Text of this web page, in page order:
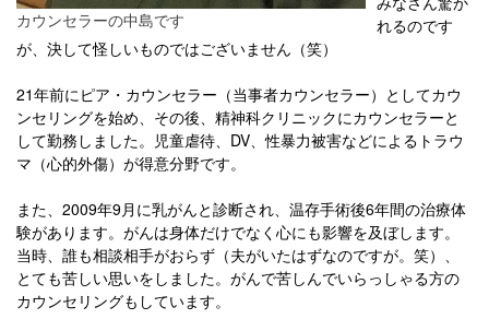
カウンセラーの中島です
れるのです
が、決して怪しいものではございません（笑）
21年前にピア・カウンセラー（当事者カウンセラー）としてカウ
ンセリングを始め、その後、精神科クリニックにカウンセラーと
して勤務しました。児童虐待、DV、性暴力被害などによるトラウ
マ（心的外傷）が得意分野です。
また、2009年9月に乳がんと診断され、温存手術後6年間の治療体
験があります。がんは身体だけでなく心にも影響を及ぼします。
当時、誰も相談相手がおらず（夫がいたはずなのですが。笑）、
とても苦しい思いをしました。がんで苦しんでいらっしゃる方の
カウンセリングもしています。